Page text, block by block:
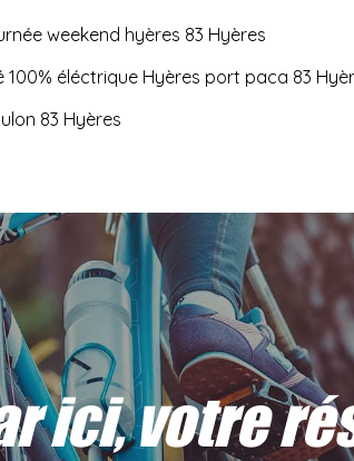
weekend hyères 83 Hyères
éléctrique Hyères port paca 83
83 Hyères
ici, votre